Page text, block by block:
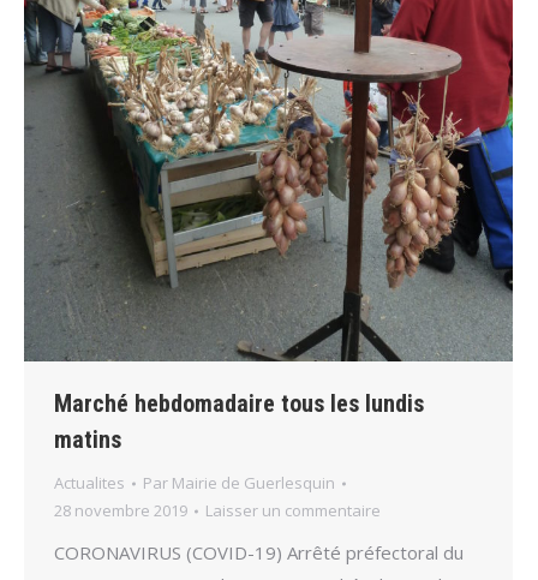
Marché hebdomadaire tous les lundis
matins
Actualites Par Mairie de Guerlesquin
28 novembre 2019
Laisser un commentaire
CORONAVIRUS (COVID-19) Arrêté préfectoral du